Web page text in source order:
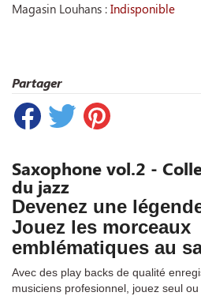
Magasin Louhans : Indisponible
Partager
Saxophone vol.2 -
du jazz
Devenez une
Jouez les morceaux
emblématiques au
Avec des play backs de qualité
musiciens profesionnel, jouez seul